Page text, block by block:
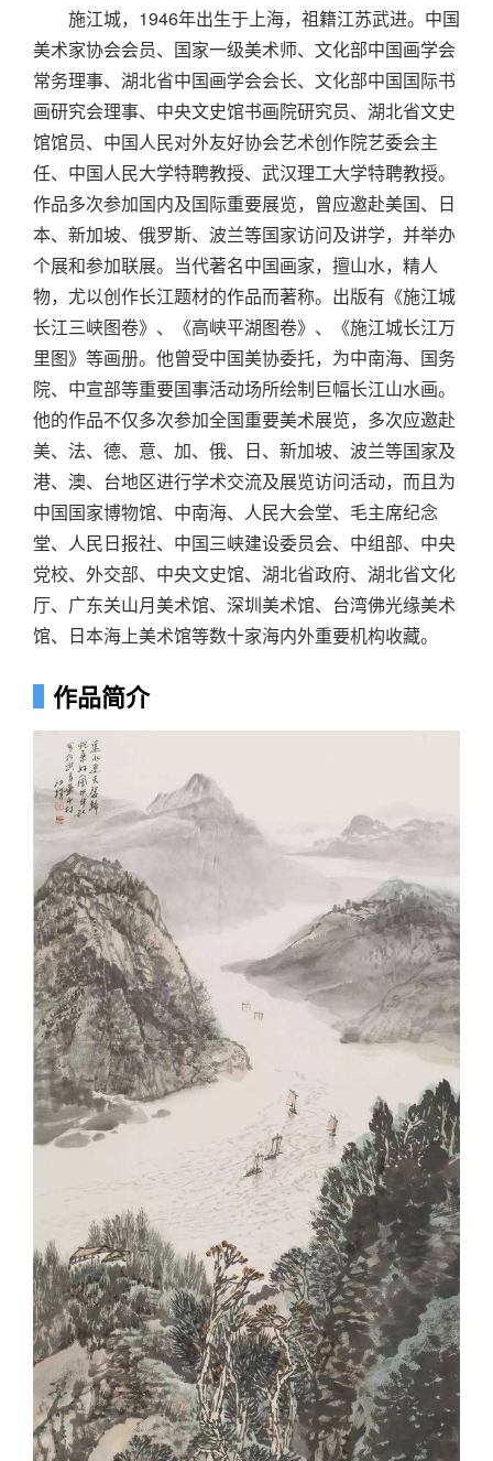
施江城，1946年出生于上海，祖籍江苏武进。中国
美术家协会会员、国家一级美术师、文化部中国画学会
常务理事、湖北省中国画学会会长、文化部中国国际书
画研究会理事、中央文史馆书画院研究员、湖北省文史
馆馆员、中国人民对外友好协会艺术创作院艺委会主
任、中国人民大学特聘教授、武汉理工大学特聘教授。
作品多次参加国内及国际重要展览，曾应邀赴美国、日
本、新加坡、俄罗斯、波兰等国家访问及讲学，并举办
个展和参加联展。当代著名中国画家，擅山水，精人
物，尤以创作长江题材的作品而著称。出版有《施江城
长江三峡图卷》、《高峡平湖图卷》、《施江城长江万
里图》等画册。他曾受中国美协委托，为中南海、国务
院、中宣部等重要国事活动场所绘制巨幅长江山水画。
他的作品不仅多次参加全国重要美术展览，多次应邀赴
美、法、德、意、加、俄、日、新加坡、波兰等国家及
港、澳、台地区进行学术交流及展览访问活动，而且为
中国国家博物馆、中南海、人民大会堂、毛主席纪念
堂、人民日报社、中国三峡建设委员会、中组部、中央
党校、外交部、中央文史馆、湖北省政府、湖北省文化
厅、广东关山月美术馆、深圳美术馆、台湾佛光缘美术
馆、日本海上美术馆等数十家海内外重要机构收藏。
作品简介